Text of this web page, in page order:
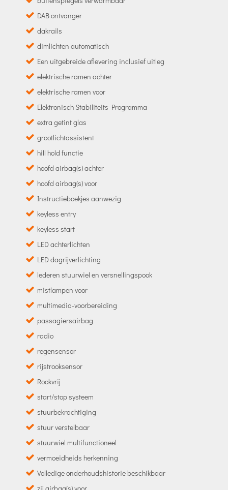
DAB ontvanger
dakrails
dimlichten automatisch
Een uitgebreide aflevering inclusief uitleg
elektrische ramen achter
elektrische ramen voor
Elektronisch Stabiliteits Programma
extra getint glas
grootlichtassistent
hill hold functie
hoofd airbag(s) achter
hoofd airbag(s) voor
Instructieboekjes aanwezig
keyless entry
keyless start
LED achterlichten
LED dagrijverlichting
lederen stuurwiel en versnellingspook
mistlampen voor
multimedia-voorbereiding
passagiersairbag
radio
regensensor
rijstrooksensor
Rookvrij
start/stop systeem
stuurbekrachtiging
stuur verstelbaar
stuurwiel multifunctioneel
vermoeidheids herkenning
Volledige onderhoudshistorie beschikbaar
zij airbag(s) voor